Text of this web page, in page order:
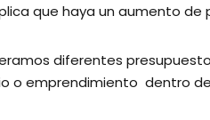
que haya un aumento de
diferentes
o emprendimiento dentro de